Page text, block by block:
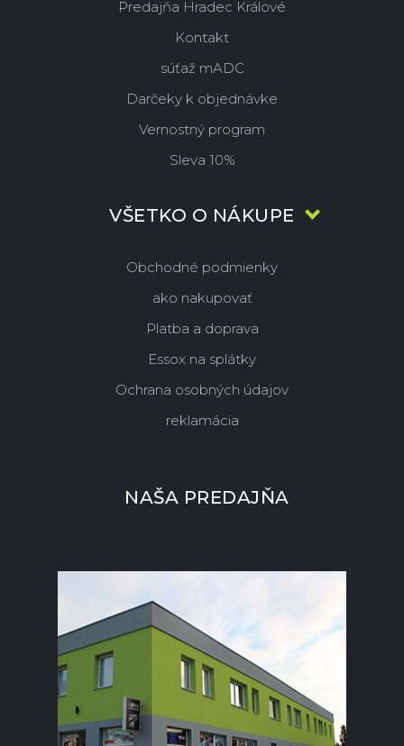
Predajňa Hradec Králové
Kontakt
súťaž mADC
Darčeky k objednávke
Vernostný program
Sleva 10%
VŠETKO O NÁKUPE
Obchodné podmienky
ako nakupovať
Platba a doprava
Essox na splátky
Ochrana osobných údajov
reklamácia
NAŠA PREDAJŇA